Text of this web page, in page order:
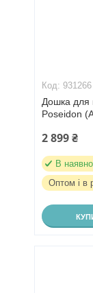
931266
Дошка для
Poseidon
2 899 ₴
В
Оптом і в